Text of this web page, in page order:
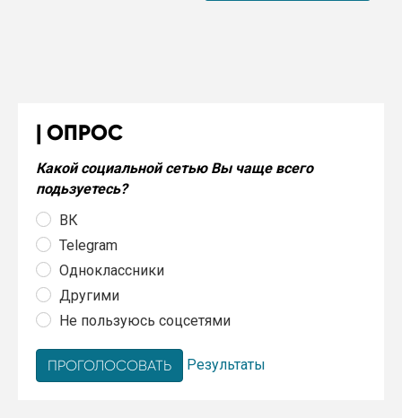
ОПРОС
Какой социальной сетью Вы чаще всего
подьзуетесь?
ВК
Telegram
Одноклассники
Другими
Не пользуюсь соцсетями
Результаты